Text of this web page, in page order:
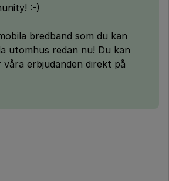
:-)
bredband som du kan
utomhus redan nu! Du kan
våra erbjudanden direkt på